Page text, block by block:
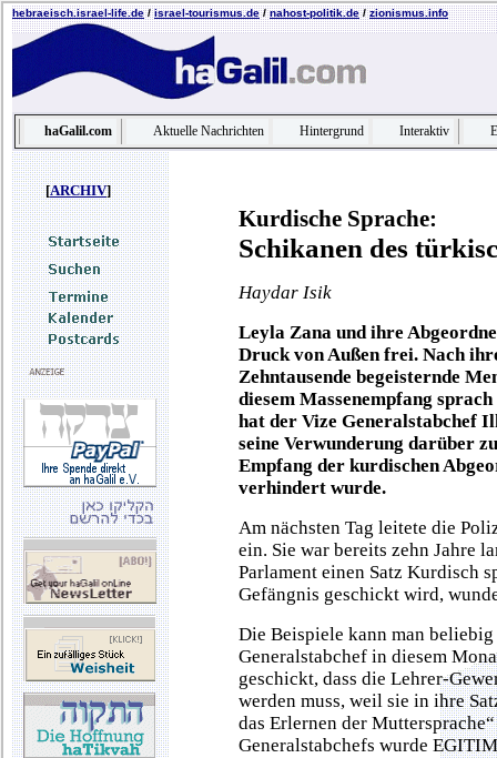
hebraeisch.israel-life.de/israel-tourismus.de/nahost-politik.de/zionismus.info
haGalil.com Aktuelle Nachrichten Hintergrund Interaktiv
[ARCHIV]
Kurdische Sprache:
Schikanen des
Haydar Isik
Leyla Zana und ihre
Druck von Außen frei. Nach
Zehntausende begeisternde
diesem Massenempfang
hat der Vize Generalstabchef
seine Verwunderung darüber
Empfang der kurdischen
verhindert wurde.
Am nächsten Tag leitete die
ein. Sie war bereits zehn Jahre
Parlament einen Satz Kurdisch
Gefängnis geschickt wird,
Die Beispiele kann man
Generalstabchef in diesem
geschickt, dass die Lehrer-
werden muss, weil sie in ihre
das Erlernen der
Generalstabchefs wurde